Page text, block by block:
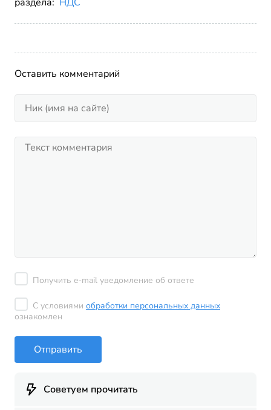
Оставить комментарий
Получить e-mail уведомление об ответе
С условиями обработки персональных данных
ознакомлен
Отправить
Советуем прочитать